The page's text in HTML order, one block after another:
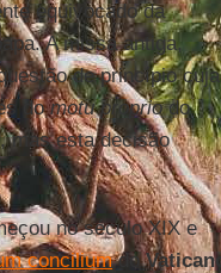
equivocado da
A missa antiga,
de princípio cuja
domotu propriodo
mas esta decisão
no século XIX e
conciliumdo